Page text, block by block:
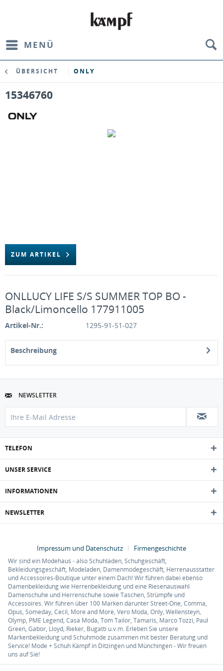
MENÜ
ÜBERSICHT ONLY
15346760
ZUM ARTIKEL
ONLLUCY LIFE S/S SUMMER TOP BO -
Black/Limoncello 177911005
Artikel-Nr.: 1295-91-51-027
Beschreibung
NEWSLETTER
TELEFON
UNSER SERVICE
INFORMATIONEN
NEWSLETTER
Impressum und Datenschutz Firmengeschichte
Wir sind ein Modehaus - also Schuhladen, Schuhgeschäft,
Bekleidungsgeschäft, Modeladen, Damenmodegeschäft, Herrenausstatter
und Accessoires-Boutique unter einem Dach! Wir führen dabei ebenso
Damenbekleidung wie Herrenbekleidung und eine Riesenauswahl
Damenschuhe und Herrenschuhe sowie Taschen, Strümpfe und
Accessoires. Wir führen über 100 Marken darunter Street-One, Comma,
Opus, Someday, Cecil, More and More, Vero Moda, Only, Wellensteyn,
Olymp, PME Legend, Casa Moda, Tom Tailor, Tamaris, Marco Tozzi, Paul
Green, Gabor, Lloyd, Rieker, Bugatti u.v.m. Erleben Sie unsere
Markenbekleidung und Schuhmode zusammen mit bester Beratung und
Service! Mode + Schuh Kämpf in Ditzingen und Münchingen - Wir freuen
uns auf Sie!